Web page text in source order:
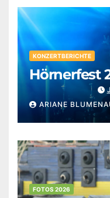
KONZERTBERICHTE
Hörnerfest
ARIANE
FOTOS 2026